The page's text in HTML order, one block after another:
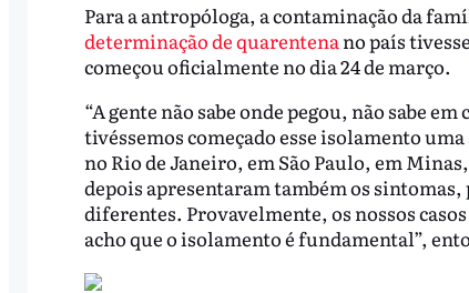
Para a antropóloga, a contaminação da
determinação de quarentenano país
começou oficialmente no dia 24 de março.
“A gente não sabe onde pegou, não sabe
tivéssemos começado esse isolamento
no Rio de Janeiro, em São Paulo, em
depois apresentaram também os
diferentes. Provavelmente, os nossos
acho que o isolamento é fundamental”,